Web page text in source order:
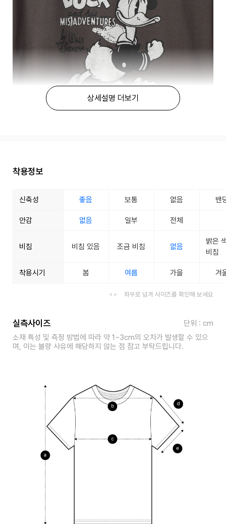
상세설명 더보기
착용정보
신축성 좋음 보통 없음 밴
안감 없음 일부 전체
비침 비침 있음 조금 비침 없음
밝은
비침
착용시기 봄 여름 가을 겨
좌우로 넘겨 사이즈를 확인해 보세요
실측사이즈
단위 : cm
소재 특성 및 측정 방법에 따라 약 1~3cm의 오차가 발생할 수 있으
며, 이는 불량 사유에 해당하지 않는 점 참고 부탁드립니다.